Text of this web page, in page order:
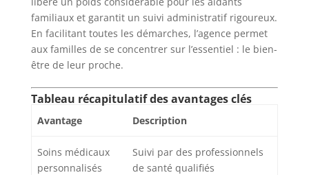
familiaux et garantit un suivi administratif rigoureux.
En facilitant toutes les démarches, l’agence permet
aux familles de se concentrer sur l’essentiel : le bien-
être de leur proche.
Tableau récapitulatif des avantages clés
Avantage Description
Soins médicaux
personnalisés
Suivi par des professionnels
de santé qualifiés